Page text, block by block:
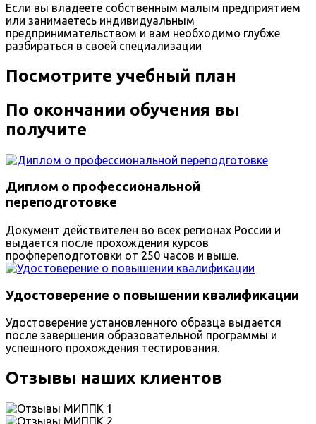
Если вы владеете собственным малым предприятием
или занимаетесь индивидуальным
предпринимательством и вам необходимо глубже
разбираться в своей специализации
Посмотрите учебный план
По окончании обучения вы
получите
Диплом о профессиональной
переподготовке
Документ действителен во всех регионах России и
выдается после прохождения курсов
профпереподготовки от 250 часов и выше.
Удостоверение о повышении квалификации
Удостоверение установленного образца выдается
после завершения образовательной программы и
успешного прохождения тестирования.
Отзывы наших клиентов